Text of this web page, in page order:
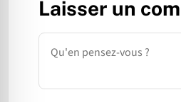
Laisser un
Commentaire